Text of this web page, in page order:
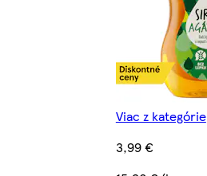
Viac z kategórie
3,99 €